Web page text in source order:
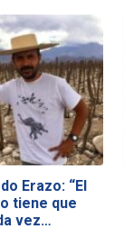
Erazo: “El
tiene que
vez…